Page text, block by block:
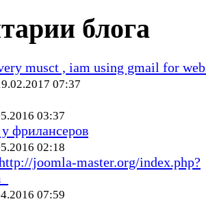
блога
musct , iam using gmail for
07:37
03:37
у фрилансеров
02:18
joomla-master.org/index.php?
07:59